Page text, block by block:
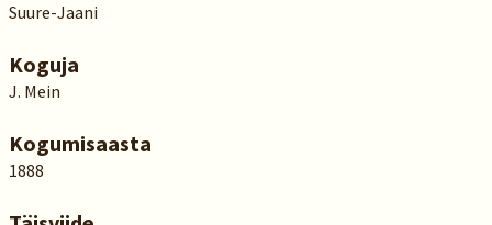
Suure-Jaani
Koguja
J. Mein
Kogumisaasta
1888